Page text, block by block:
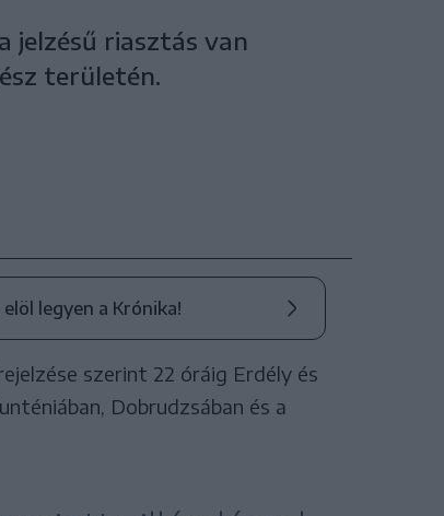
jelzésű riasztás van
területén.
legyen a Krónika!
szerint 22 óráig Erdély és
Dobrudzsában és a